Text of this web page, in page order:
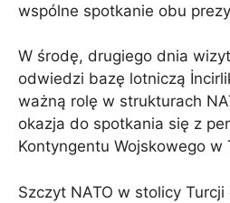
wspólne spotkanie obu
W środę, drugiego dnia
odwiedzi bazę lotniczą
ważną rolę w strukturach
okazja do spotkania się z
Kontyngentu Wojskowego w
Szczyt NATO w stolicy